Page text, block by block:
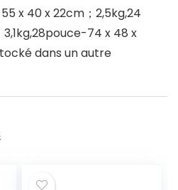
x 40 x 22cm；2,5kg,24
74 x 48 x
dans un autre